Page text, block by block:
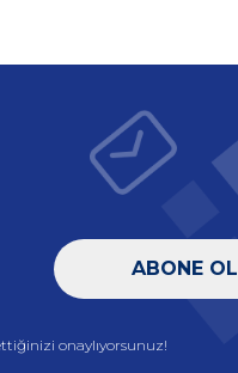
ABONE OL
onaylıyorsunuz!